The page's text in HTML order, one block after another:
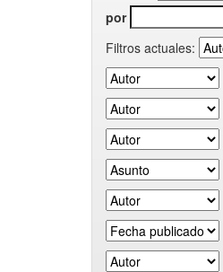
por
Filtros actuales: